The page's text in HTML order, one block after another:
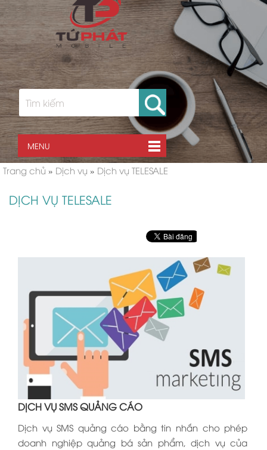
MENU
Trang chủ » Dịch vụ » Dịch vụ TELESALE
DỊCH VỤ TELESALE
DỊCH VỤ SMS QUẢNG CÁO
Dịch vụ SMS quảng cáo bằng tin nhắn cho phép
doanh nghiệp quảng bá sản phẩm, dịch vụ của